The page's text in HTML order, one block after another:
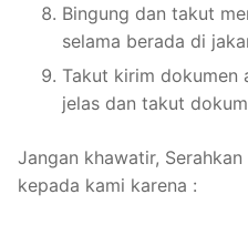
Bingung dan takut
selama berada di
Takut kirim dokumen
jelas dan takut
Jangan khawatir,
kepada kami karena :